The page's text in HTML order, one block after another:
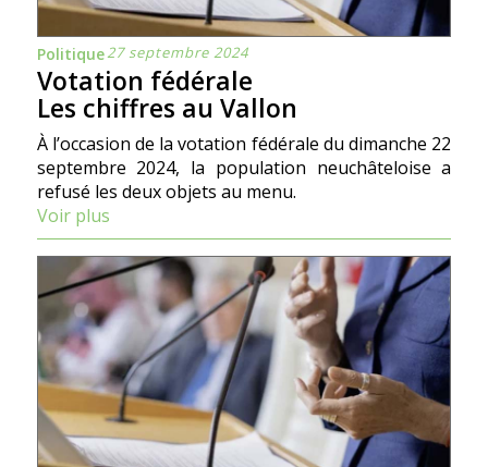
Politique27 septembre 2024
Votation fédérale
Les chiffres au Vallon
À l’occasion de la votation fédérale du dimanche 22
septembre 2024, la population neuchâteloise a
refusé les deux objets au menu.
Voir plus